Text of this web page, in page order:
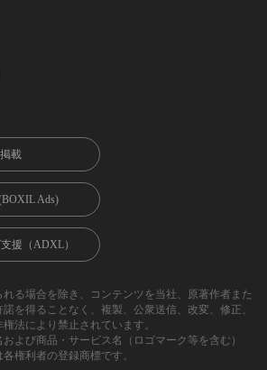
載
Ads)
援（ADXL）
る場合を除き、コンテンツを当社、原著作者また
を得ることなく、複製、公衆送信、改変、修正、
法により禁止されています。
よび商品・サービス名（ロゴマーク等を含む）
権利者の登録商標です。